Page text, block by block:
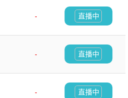
-
直播中
-
直播中
-
直播中